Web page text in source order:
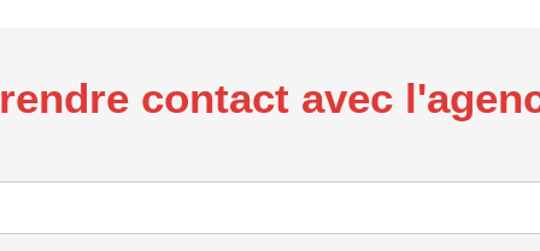
contact avec